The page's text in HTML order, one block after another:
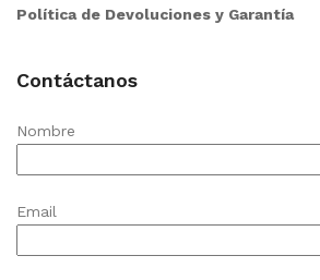
Política de Devoluciones y Garantía
Contáctanos
Nombre
Email